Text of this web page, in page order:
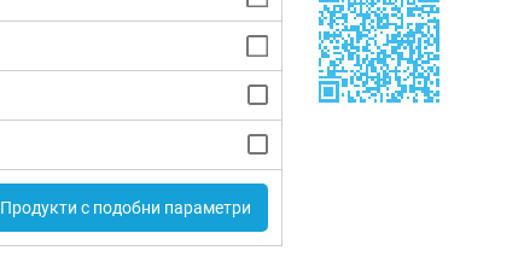
Продукти с подобни параметри